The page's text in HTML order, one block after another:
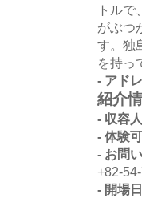
トル
がぶつ
す。独
を持っ
- アド
紹介
- 収容
- 体験
- お問
+82-
- 開場